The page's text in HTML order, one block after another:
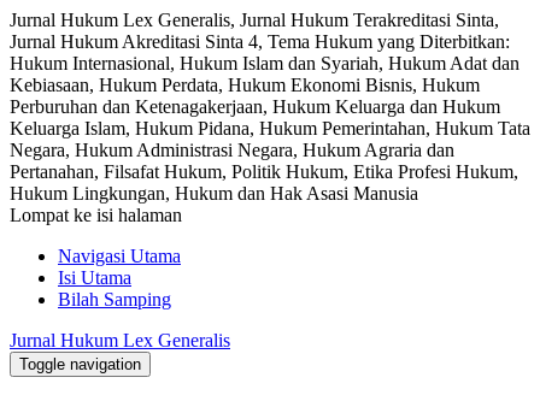
Jurnal Hukum Lex Generalis, Jurnal Hukum Terakreditasi Sinta,
Jurnal Hukum Akreditasi Sinta 4, Tema Hukum yang Diterbitkan:
Hukum Internasional, Hukum Islam dan Syariah, Hukum Adat dan
Kebiasaan, Hukum Perdata, Hukum Ekonomi Bisnis, Hukum
Perburuhan dan Ketenagakerjaan, Hukum Keluarga dan Hukum
Keluarga Islam, Hukum Pidana, Hukum Pemerintahan, Hukum Tata
Negara, Hukum Administrasi Negara, Hukum Agraria dan
Pertanahan, Filsafat Hukum, Politik Hukum, Etika Profesi Hukum,
Hukum Lingkungan, Hukum dan Hak Asasi Manusia
Lompat ke isi halaman
Navigasi Utama
Isi Utama
Bilah Samping
Jurnal Hukum Lex Generalis
Toggle navigation